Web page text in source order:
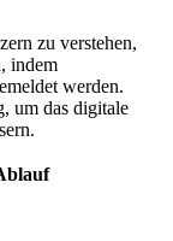
zu verstehen,
indem
werden.
um das digitale